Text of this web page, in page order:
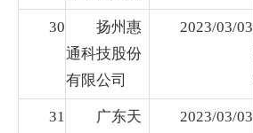
30
扬州惠
通科技股份
有限公司
2023/03/03
31
广东天
2023/03/03